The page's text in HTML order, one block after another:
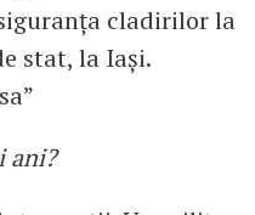
cladirilor la
stat, la Iași.
ani?